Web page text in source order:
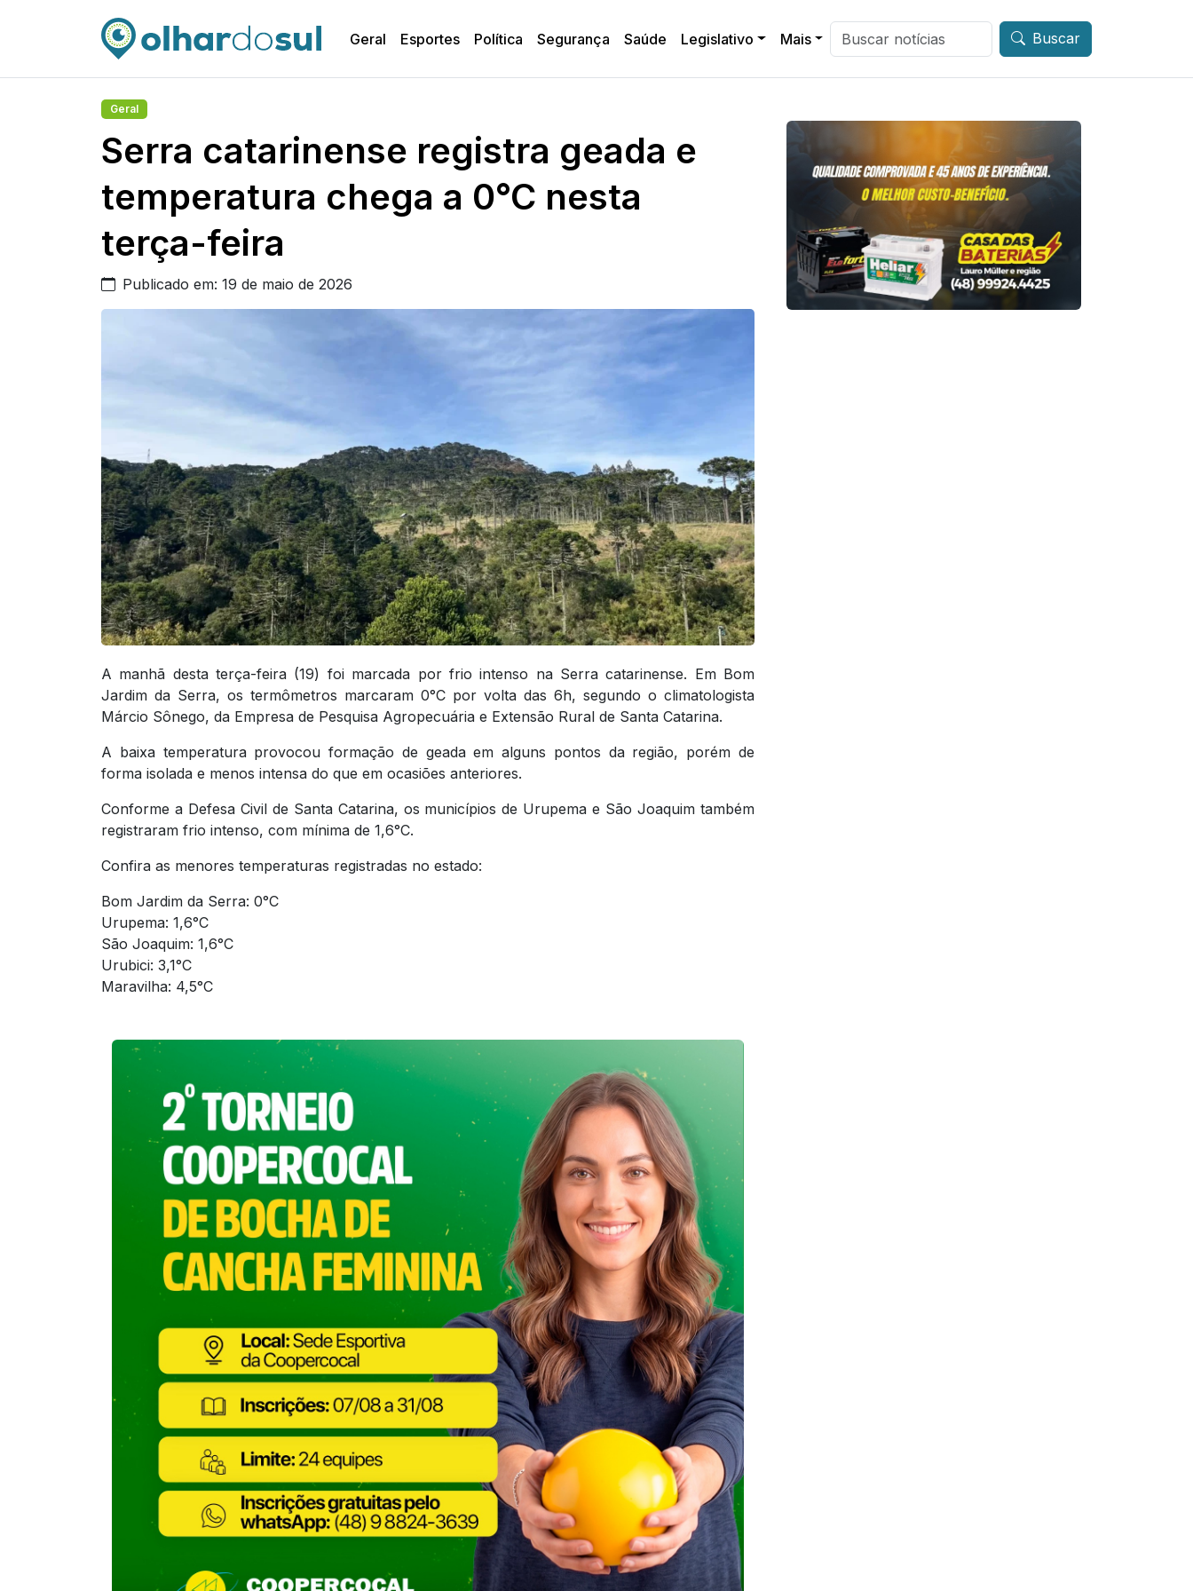
Geral Esportes Política Segurança Saúde Legislativo Mais Buscar
Geral
Serra catarinense registra geada e
temperatura chega a 0°C nesta
terça-feira
Publicado em: 19 de maio de 2026
A manhã desta terça-feira (19) foi marcada por frio intenso na Serra catarinense. Em Bom
Jardim da Serra, os termômetros marcaram 0°C por volta das 6h, segundo o climatologista
Márcio Sônego, da Empresa de Pesquisa Agropecuária e Extensão Rural de Santa Catarina.
A baixa temperatura provocou formação de geada em alguns pontos da região, porém de
forma isolada e menos intensa do que em ocasiões anteriores.
Conforme a Defesa Civil de Santa Catarina, os municípios de Urupema e São Joaquim também
registraram frio intenso, com mínima de 1,6°C.
Confira as menores temperaturas registradas no estado:
Bom Jardim da Serra: 0°C
Urupema: 1,6°C
São Joaquim: 1,6°C
Urubici: 3,1°C
Maravilha: 4,5°C